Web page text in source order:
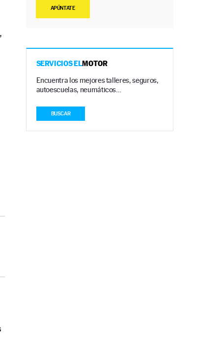
APÚNTATE
SERVICIOS ELMOTOR
Encuentra los mejores talleres, seguros,
autoescuelas, neumáticos…
BUSCAR